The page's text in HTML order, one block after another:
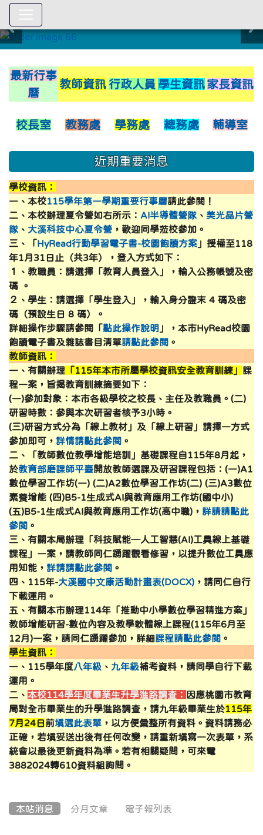
最新行事
曆
教師資訊 行政人員 學生資訊 家長資訊
校長室 教務處 學務處 總務處 輔導室
近期重要消息
學校資訊：
一、本校115學年第一學期重要行事曆請此參閱！
二、本校辦理夏令營如右所示： AI半導體營隊 、 美光晶片營
隊 、 大溪科技中心夏令營 ，歡迎同學蒞校參加。
三、「HyRead行動學習電子書-校園飽讀方案 」授權至118
年1月31日止（共3年），登入方式如下：
１、教職員：請選擇「教育人員登入」，輸入公務帳號及密
碼 。
２、學生：請選擇「學生登入」，輸入身分證末 4 碼及密
碼（預設生日 8 碼）。
詳細操作步驟請參閱「點此操作說明 」，本市HyRead校園
飽讀電子書及雜誌書目清單請點此參閱 。
教師資訊：
一、有關辦理 「115年本市所屬學校資訊安全教育訓練」 課
程一案，旨揭教育訓練摘要如下：
(一)參加對象：本市各級學校之校長、主任及教職員。(二)
研習時數：參與本次研習者核予3小時。
(三)研習方式分為「線上教材」及「線上研習」請擇一方式
參加即可， 詳情請點此參閱 。
二、「教師數位教學增能培訓」基礎課程自115年8月起，
於教育部磨課師平臺開放教師選課及研習課程包括：(一)A1
數位學習工作坊(一) (二)A2數位學習工作坊(二) (三)A3數位
素養增能 (四)B5-1生成式AI與教育應用工作坊(國中小)
(五)B5-1生成式AI與教育應用工作坊(高中職) ， 詳請請點此
參閱 。
三、有關本局辦理「科技賦能─人工智慧(AI)工具線上基礎
課程」一案，請教師同仁踴躍觀看修習，以提升數位工具應
用知能， 詳請請點此參閱 。
四、115年-大溪國中文康活動計畫表(DOCX) ，請同仁自行
下載運用。
五、有關本市辦理114年「推動中小學數位學習精進方案」
教師增能研習-數位內容及教學軟體線上課程(115年6月至
12月)一案，請同仁踴躍參加，詳細課程請點此參閱 。
學生資訊：
一、115學年度八年級 、 九年級補考資料，請同學自行下載
運用。
二、 本校114學年度畢業生升學進路調查： 因應桃園市教育
局對全市畢業生的升學進路調查，請九年級畢業生於115年
7月24日前填選此表單 ，以方便彙整所有資料。資料請務必
正確，若填妥送出後有任何改變，請重新填寫一次表單，系
統會以最後更新資料為準。若有相關疑問，可來電
3882024轉610資料組詢問。
本站消息 分月文章 電子報列表